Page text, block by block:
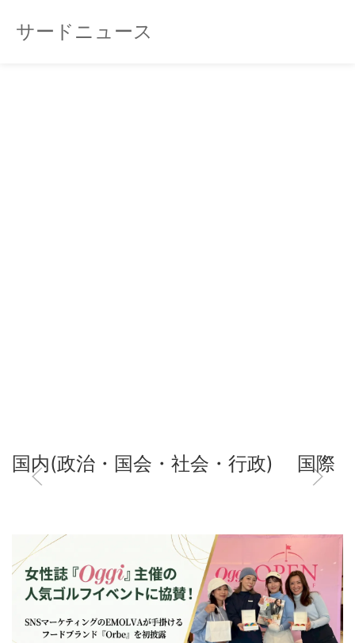
サードニュース
国内(政治・国会・社会・行政) 国際